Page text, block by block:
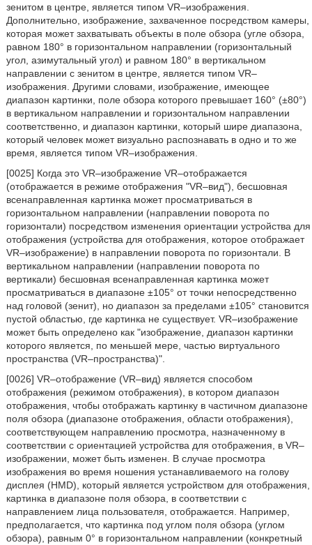
зенитом в центре, является типом VR–изображения.
Дополнительно, изображение, захваченное посредством камеры,
которая может захватывать объекты в поле обзора (угле обзора,
равном 180° в горизонтальном направлении (горизонтальный
угол, азимутальный угол) и равном 180° в вертикальном
направлении с зенитом в центре, является типом VR–
изображения. Другими словами, изображение, имеющее
диапазон картинки, поле обзора которого превышает 160° (±80°)
в вертикальном направлении и горизонтальном направлении
соответственно, и диапазон картинки, который шире диапазона,
который человек может визуально распознавать в одно и то же
время, является типом VR–изображения.
[0025] Когда это VR–изображение VR–отображается
(отображается в режиме отображения "VR–вид"), бесшовная
всенаправленная картинка может просматриваться в
горизонтальном направлении (направлении поворота по
горизонтали) посредством изменения ориентации устройства для
отображения (устройства для отображения, которое отображает
VR–изображение) в направлении поворота по горизонтали. В
вертикальном направлении (направлении поворота по
вертикали) бесшовная всенаправленная картинка может
просматриваться в диапазоне ±105° от точки непосредственно
над головой (зенит), но диапазон за пределами ±105° становится
пустой областью, где картинка не существует. VR–изображение
может быть определено как "изображение, диапазон картинки
которого является, по меньшей мере, частью виртуального
пространства (VR–пространства)".
[0026] VR–отображение (VR–вид) является способом
отображения (режимом отображения), в котором диапазон
отображения, чтобы отображать картинку в частичном диапазоне
поля обзора (диапазоне отображения, области отображения),
соответствующем направлению просмотра, назначенному в
соответствии с ориентацией устройства для отображения, в VR–
изображении, может быть изменен. В случае просмотра
изображения во время ношения устанавливаемого на голову
дисплея (HMD), который является устройством для отображения,
картинка в диапазоне поля обзора, в соответствии с
направлением лица пользователя, отображается. Например,
предполагается, что картинка под углом поля обзора (углом
обзора), равным 0° в горизонтальном направлении (конкретный